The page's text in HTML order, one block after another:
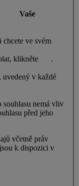
Vaše
ve svém
klikněte
.
uvedený v každé
souhlasu nemá vliv
před jeho
včetně práv
k dispozici v